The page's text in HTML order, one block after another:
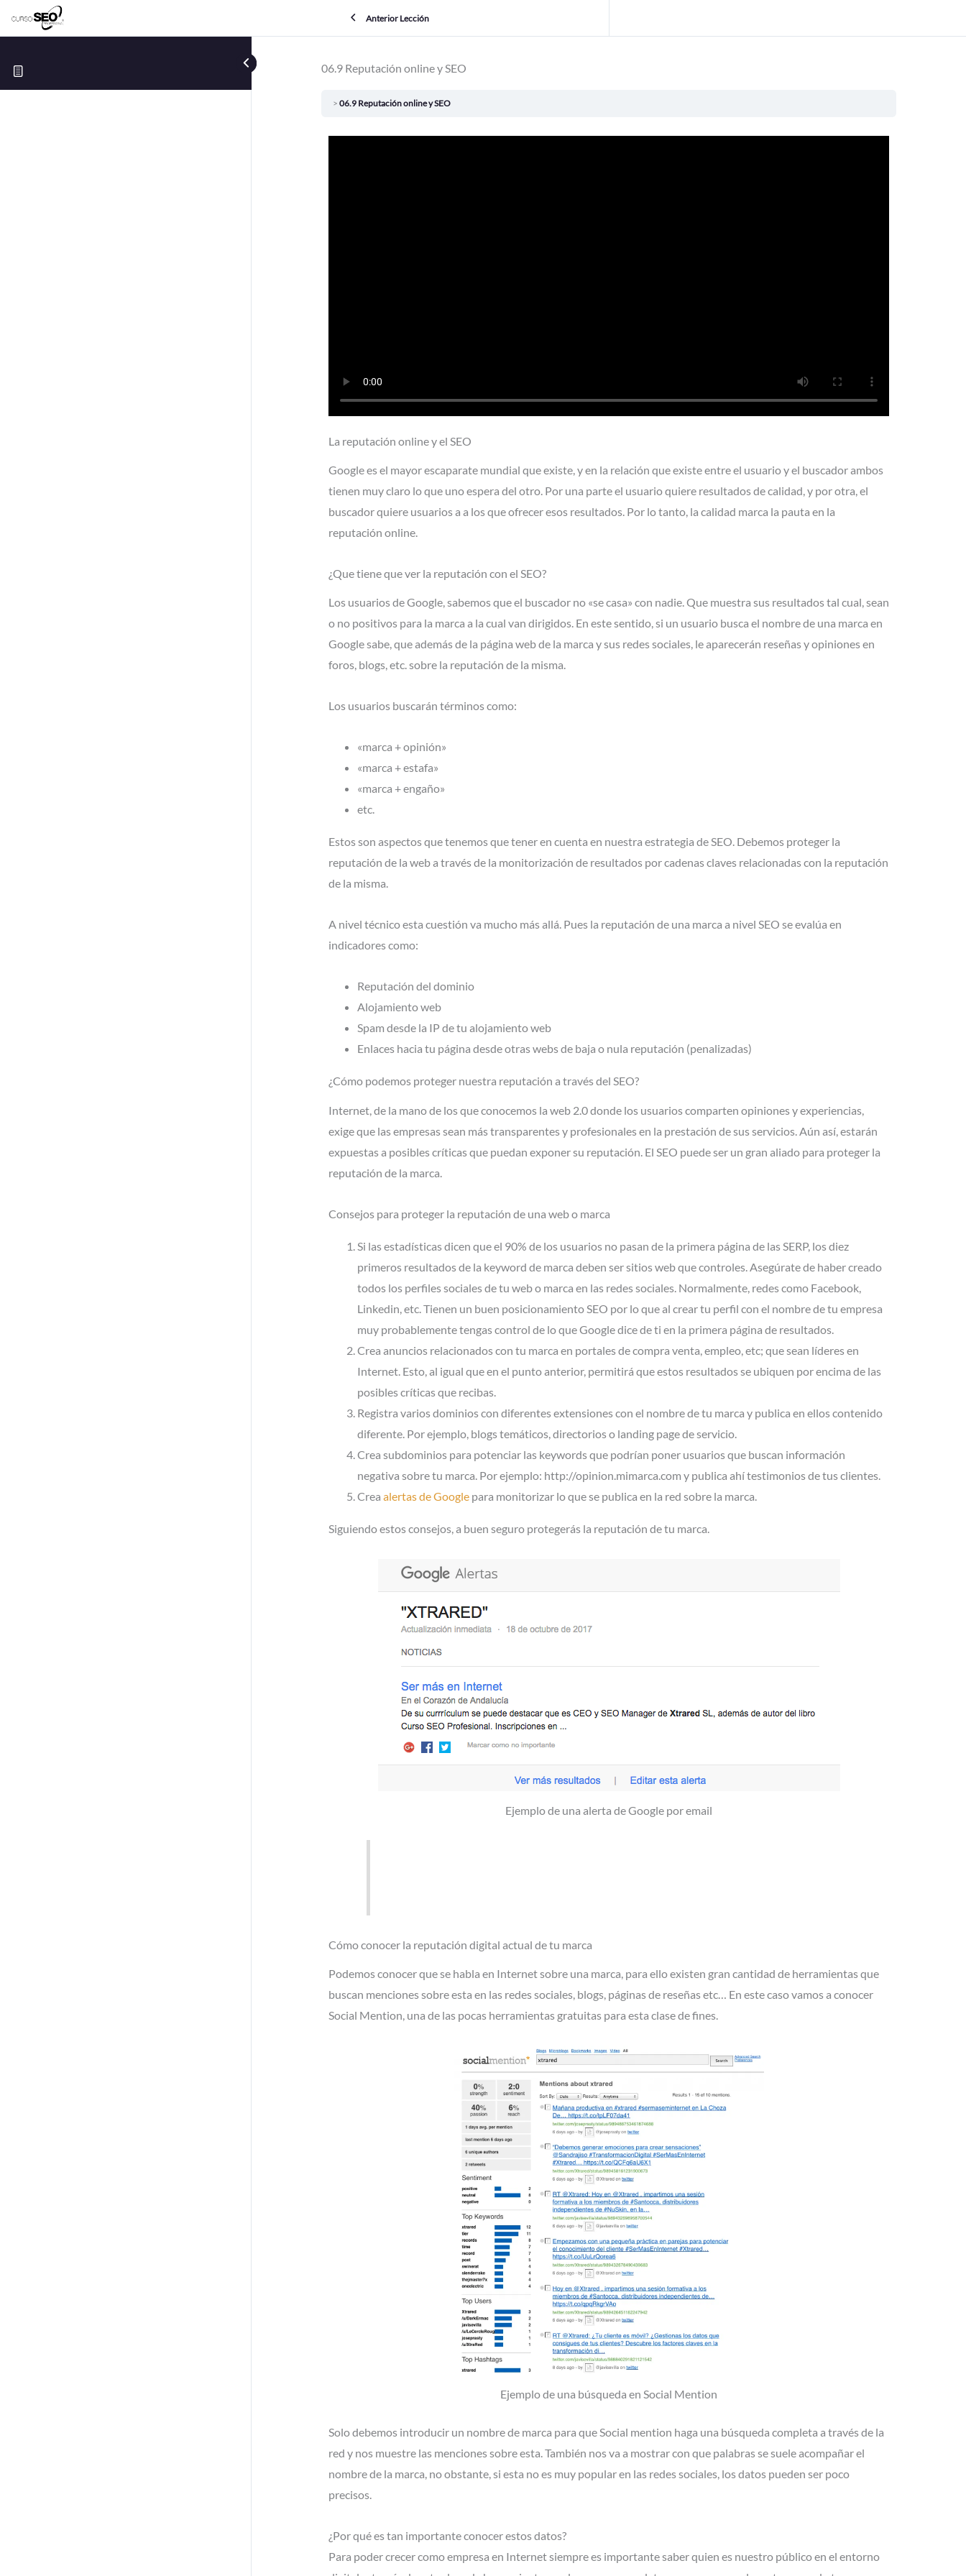
Anterior Lección
06.9 Reputación online y SEO
06.9 Reputación online y SEO
La reputación online y el SEO
Google es el mayor escaparate mundial que existe, y en la relación que existe entre el usuario y el buscador ambos
tienen muy claro lo que uno espera del otro. Por una parte el usuario quiere resultados de calidad, y por otra, el
buscador quiere usuarios a a los que ofrecer esos resultados. Por lo tanto, la calidad marca la pauta en la
reputación online.
¿Que tiene que ver la reputación con el SEO?
Los usuarios de Google, sabemos que el buscador no «se casa» con nadie. Que muestra sus resultados tal cual, sean
o no positivos para la marca a la cual van dirigidos. En este sentido, si un usuario busca el nombre de una marca en
Google sabe, que además de la página web de la marca y sus redes sociales, le aparecerán reseñas y opiniones en
foros, blogs, etc. sobre la reputación de la misma.
Los usuarios buscarán términos como:
«marca + opinión»
«marca + estafa»
«marca + engaño»
etc.
Estos son aspectos que tenemos que tener en cuenta en nuestra estrategia de SEO. Debemos proteger la
reputación de la web a través de la monitorización de resultados por cadenas claves relacionadas con la reputación
de la misma.
A nivel técnico esta cuestión va mucho más allá. Pues la reputación de una marca a nivel SEO se evalúa en
indicadores como:
Reputación del dominio
Alojamiento web
Spam desde la IP de tu alojamiento web
Enlaces hacia tu página desde otras webs de baja o nula reputación (penalizadas)
¿Cómo podemos proteger nuestra reputación a través del SEO?
Internet, de la mano de los que conocemos la web 2.0 donde los usuarios comparten opiniones y experiencias,
exige que las empresas sean más transparentes y profesionales en la prestación de sus servicios. Aún así, estarán
expuestas a posibles críticas que puedan exponer su reputación. El SEO puede ser un gran aliado para proteger la
reputación de la marca.
Consejos para proteger la reputación de una web o marca
Si las estadísticas dicen que el 90% de los usuarios no pasan de la primera página de las SERP, los diez
primeros resultados de la keyword de marca deben ser sitios web que controles. Asegúrate de haber creado
todos los perfiles sociales de tu web o marca en las redes sociales. Normalmente, redes como Facebook,
Linkedin, etc. Tienen un buen posicionamiento SEO por lo que al crear tu perfil con el nombre de tu empresa
muy probablemente tengas control de lo que Google dice de ti en la primera página de resultados.
Crea anuncios relacionados con tu marca en portales de compra venta, empleo, etc; que sean líderes en
Internet. Esto, al igual que en el punto anterior, permitirá que estos resultados se ubiquen por encima de las
posibles críticas que recibas.
Registra varios dominios con diferentes extensiones con el nombre de tu marca y publica en ellos contenido
diferente. Por ejemplo, blogs temáticos, directorios o landing page de servicio.
Crea subdominios para potenciar las keywords que podrían poner usuarios que buscan información
negativa sobre tu marca. Por ejemplo: http://opinion.mimarca.com y publica ahí testimonios de tus clientes.
Crea alertas de Google para monitorizar lo que se publica en la red sobre la marca.
Siguiendo estos consejos, a buen seguro protegerás la reputación de tu marca.
Ejemplo de una alerta de Google por email
Cómo conocer la reputación digital actual de tu marca
Podemos conocer que se habla en Internet sobre una marca, para ello existen gran cantidad de herramientas que
buscan menciones sobre esta en las redes sociales, blogs, páginas de reseñas etc… En este caso vamos a conocer
Social Mention, una de las pocas herramientas gratuitas para esta clase de fines.
Ejemplo de una búsqueda en Social Mention
Solo debemos introducir un nombre de marca para que Social mention haga una búsqueda completa a través de la
red y nos muestre las menciones sobre esta. También nos va a mostrar con que palabras se suele acompañar el
nombre de la marca, no obstante, si esta no es muy popular en las redes sociales, los datos pueden ser poco
precisos.
¿Por qué es tan importante conocer estos datos?
Para poder crecer como empresa en Internet siempre es importante saber quien es nuestro público en el entorno